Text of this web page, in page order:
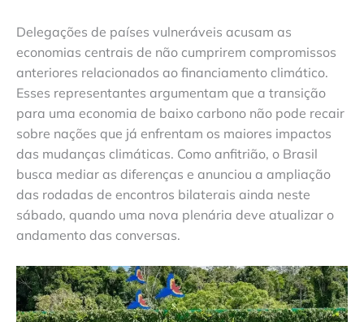
Delegações de países vulneráveis acusam as
economias centrais de não cumprirem compromissos
anteriores relacionados ao financiamento climático.
Esses representantes argumentam que a transição
para uma economia de baixo carbono não pode recair
sobre nações que já enfrentam os maiores impactos
das mudanças climáticas. Como anfitrião, o Brasil
busca mediar as diferenças e anunciou a ampliação
das rodadas de encontros bilaterais ainda neste
sábado, quando uma nova plenária deve atualizar o
andamento das conversas.